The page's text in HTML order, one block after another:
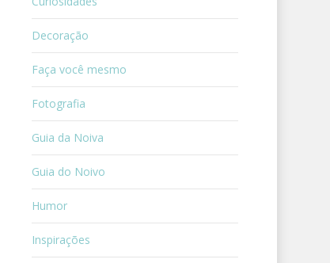
Decoração
Faça você mesmo
Fotografia
Guia da Noiva
Guia do Noivo
Humor
Inspirações